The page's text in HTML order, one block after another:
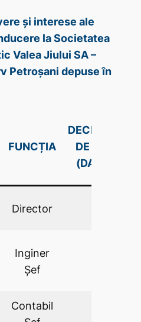
și interese ale
la Societatea
Valea Jiului SA –
Petroșani depuse în
FUNCȚIA
DECLARAŢIE
DE AVERE
(DA .PDF)
Director
Inginer
Şef
Contabil